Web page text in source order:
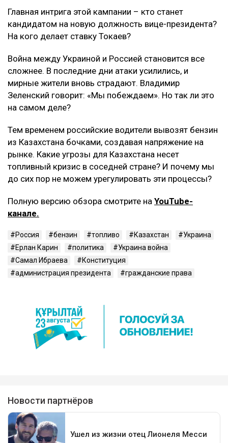
Главная интрига этой кампании – кто станет
кандидатом на новую должность вице-президента?
На кого делает ставку Токаев?
Война между Украиной и Россией становится все
сложнее. В последние дни атаки усилились, и
мирные жители вновь страдают. Владимир
Зеленский говорит: «Мы побеждаем». Но так ли это
на самом деле?
Тем временем российские водители вывозят бензин
из Казахстана бочками, создавая напряжение на
рынке. Какие угрозы для Казахстана несет
топливный кризис в соседней стране? И почему мы
до сих пор не можем урегулировать эти процессы?
Полную версию обзора смотрите на YouTube-
канале.
Россия бензин топливо Казахстан
Украина
Ерлан Карин
политика
Украина война
Самал Ибраева
Конституция
администрация президента
гражданские права